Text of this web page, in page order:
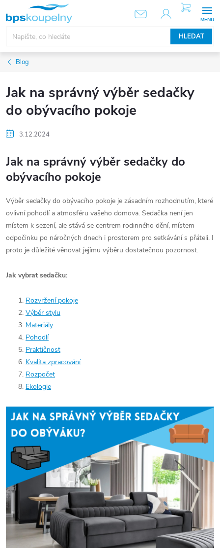
obsah
HLEDAT
NÁKUPNÍ
KOŠÍK
Blog
Jak na správný výběr sedačky
do obývacího pokoje
3.12.2024
Jak na správný výběr sedačky do
obývacího pokoje
Výběr sedačky do obývacího pokoje je zásadním rozhodnutím, které
ovlivní pohodlí a atmosféru vašeho domova. Sedačka není jen
místem k sezení, ale stává se centrem rodinného dění, místem
odpočinku po náročných dnech i prostorem pro setkávání s přáteli. I
proto je důležité věnovat jejímu výběru dostatečnou pozornost.
Jak vybrat sedačku:
Rozvržení pokoje
Výběr stylu
Materiály
Pohodlí
Praktičnost
Kvalita zpracování
Rozpočet
Ekologie